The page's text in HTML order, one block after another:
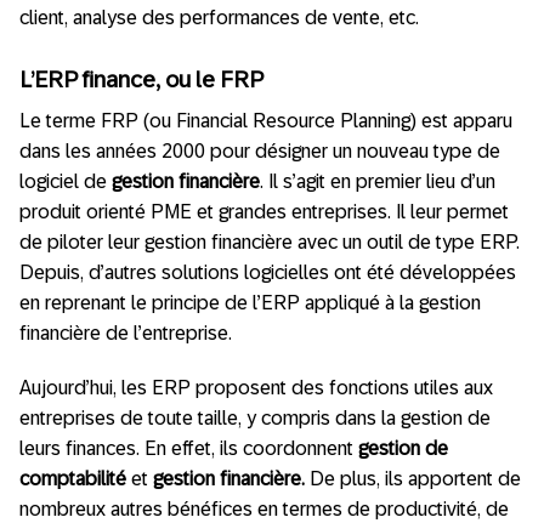
client, analyse des performances de vente, etc.
L’ERP finance, ou le FRP
Le terme FRP (ou Financial Resource Planning) est apparu
dans les années 2000 pour désigner un nouveau type de
logiciel de gestion financière. Il s’agit en premier lieu d’un
produit orienté PME et grandes entreprises. Il leur permet
de piloter leur gestion financière avec un outil de type ERP.
Depuis, d’autres solutions logicielles ont été développées
en reprenant le principe de l’ERP appliqué à la gestion
financière de l’entreprise.
Aujourd’hui, les ERP proposent des fonctions utiles aux
entreprises de toute taille, y compris dans la gestion de
leurs finances. En effet, ils coordonnent gestion de
comptabilité et gestion financière. De plus, ils apportent de
nombreux autres bénéfices en termes de productivité, de